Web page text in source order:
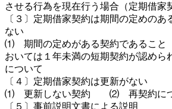
させる行為を現在行う場合（定期借家
〔３〕定期借家契約は期間の定めのあ
ない
⑴ 期間の定めがある契約である
おいては１年未満の短期契約が認
について
〔４〕定期借家契約は更新がない
⑴ 更新しない契約 ⑵ 再契約に
〔５〕事前説明文書による説明